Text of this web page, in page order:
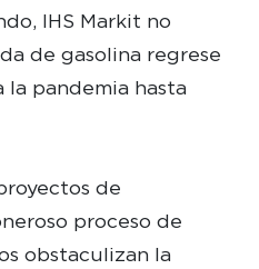
IHS Markit no
de gasolina regrese
la pandemia hasta
de
proceso de
obstaculizan la